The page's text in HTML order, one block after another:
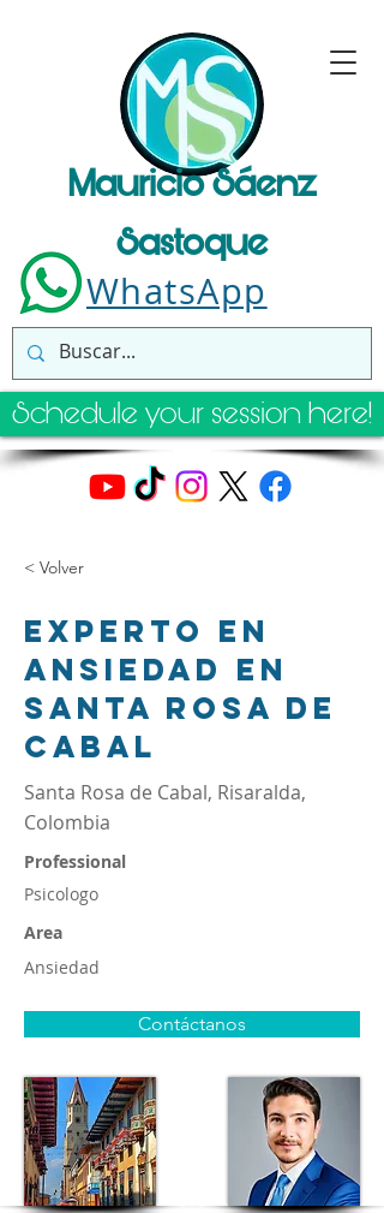
Mauricio Sáenz
Sastoque
WhatsApp
Schedule your session here!
< Volver
Experto en
ansiedad en
Santa Rosa de
Cabal
Santa Rosa de Cabal, Risaralda,
Colombia
Professional
Psicologo
Area
Ansiedad
Contáctanos